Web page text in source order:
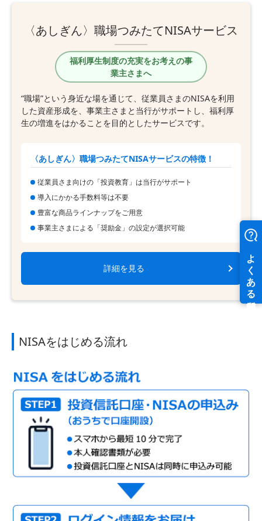
〈あしぎん〉職場つみたてNISAサービス
福利厚生制度の充実をお考えの事
業主さまへ
“職場”という身近な場を通じて、従業員さまのNISAを利用
した資産形成を、事業主さまと当行がサポートし、福利厚
生の増進をはかることを目的としたサービスです。
〈あしぎん〉職場つみたてNISAサービスの特徴！
従業員さま向けの「投資教育」は当行がサポート
導入にかかる手数料等は不要
豊富な商品ラインナップをご用意
事業主さまによる「奨励金」の設定が選択可能
詳細を見る
NISAをはじめる流れ